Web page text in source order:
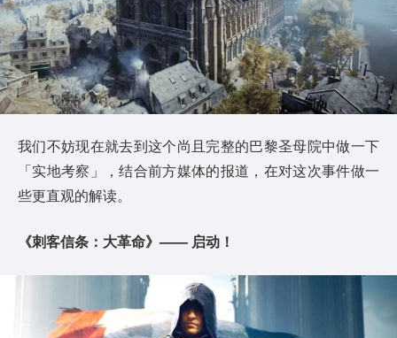
我们不妨现在就去到这个尚且完整的巴黎圣母院中做一下
「实地考察」，结合前方媒体的报道，在对这次事件做一
些更直观的解读。
《刺客信条：大革命》—— 启动！